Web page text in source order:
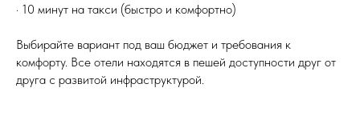
· 10 минут на такси (быстро и комфортно)
Выбирайте вариант под ваш бюджет и требования к
комфорту. Все отели находятся в пешей доступности друг от
друга с развитой инфраструктурой.